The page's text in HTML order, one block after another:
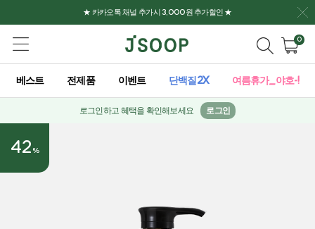
★ 카카오톡 채널 추가시 3,000원 추가할인 ★
0
베스트 전제품 이벤트 단백질2X 여름휴가_야호-!
로그인하고 혜택을 확인해보세요 로그인
42 %